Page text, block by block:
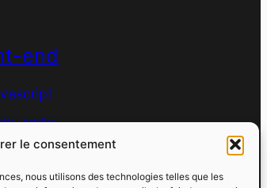
le consentement
nous utilisons des technologies telles que les
end
parallax